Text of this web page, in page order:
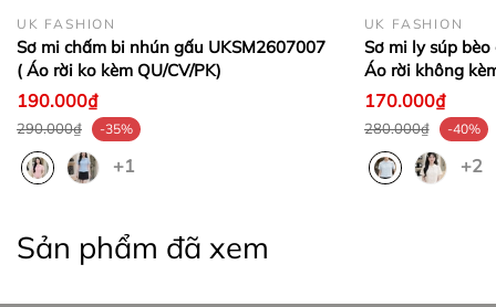
kể từ ngày nhận hàng, điều kiện sản phẩm còn
nguyên tem, mác của công ty và chưa qua sử dụng.
+ Đối với sản phẩm thanh lý trên 50% (hàng xả),
công ty không hỗ trợ đổi trả dưới mọi hình thức.
- Giao hàng trên toàn quốc, nhận hàng trả tiền
UK FASHION
Sơ mi chấm bi nhún gấu UKSM2607007
( Áo rời ko kèm QU/CV/PK)
190.000₫
290.000₫ -35%
+1
UK FASHION
Sơ mi ly súp
Áo rời không
170.000₫
280.000₫ -40%
+2
Sản phẩm đã xem